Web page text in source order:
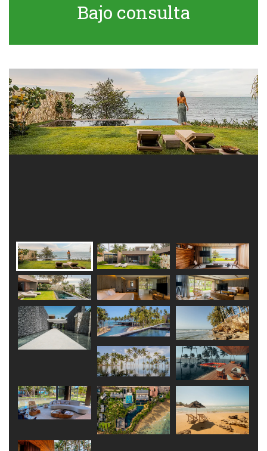
Bajo consulta